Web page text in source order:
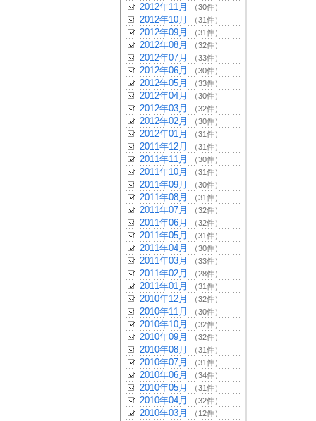
2012年11月 （30件）
2012年10月 （31件）
2012年09月 （31件）
2012年08月 （32件）
2012年07月 （33件）
2012年06月 （30件）
2012年05月 （33件）
2012年04月 （30件）
2012年03月 （32件）
2012年02月 （30件）
2012年01月 （31件）
2011年12月 （31件）
2011年11月 （30件）
2011年10月 （31件）
2011年09月 （30件）
2011年08月 （31件）
2011年07月 （32件）
2011年06月 （32件）
2011年05月 （31件）
2011年04月 （30件）
2011年03月 （33件）
2011年02月 （28件）
2011年01月 （31件）
2010年12月 （32件）
2010年11月 （30件）
2010年10月 （32件）
2010年09月 （32件）
2010年08月 （31件）
2010年07月 （31件）
2010年06月 （34件）
2010年05月 （31件）
2010年04月 （32件）
2010年03月 （12件）